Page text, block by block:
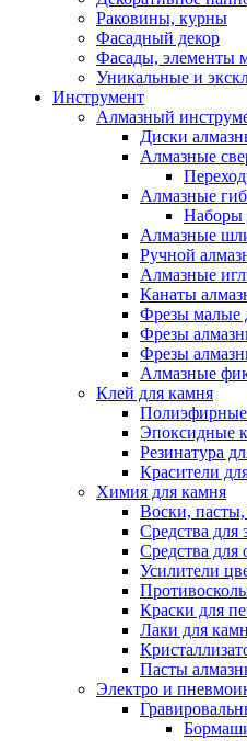
Раковины, курны
Фасадный декор
Фасады, элементы
Уникальные и
Инструмент
Алмазный
Диски
Алмазные
Алмазные
Наборы
Алмазные
Ручной
Алмазные
Канаты
Фрезы малые
Фрезы
Фрезы
Алмазные
Клей для камня
Полиэфирные
Эпоксидные
Резинатура
Красители
Химия для камня
Воски,
Средства
Средства для
Усилители
Краски для
Лаки для
Пасты
Электро и